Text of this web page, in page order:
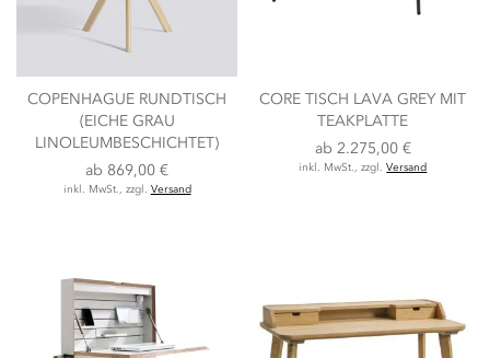
COPENHAGUE RUNDTISCH
(EICHE GRAU
LINOLEUMBESCHICHTET)
ab 869,00 €
inkl. MwSt., zzgl. Versand
CORE TISCH LAVA GREY MIT
TEAKPLATTE
ab 2.275,00 €
inkl. MwSt., zzgl.Versand